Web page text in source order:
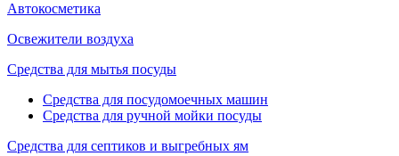
Автокосметика
Освежители воздуха
Средства для мытья посуды
Средства для посудомоечных машин
Средства для ручной мойки посуды
Средства для септиков и выгребных ям